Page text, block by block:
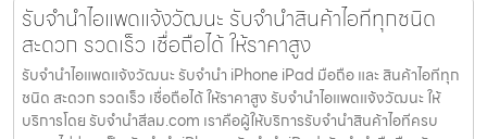
รับจำนำไอแพดแจ้งวัฒนะ รับจำนำสินค้าไอทีทุกชนิด
สะดวก รวดเร็ว เชื่อถือได้ ให้ราคาสูง
รับจำนำไอแพดแจ้งวัฒนะ รับจำนำ iPhone iPad มือถือ และ สินค้าไอทีทุก
ชนิด สะดวก รวดเร็ว เชื่อถือได้ ให้ราคาสูง รับจำนำไอแพดแจ้งวัฒนะ ให้
บริการโดย รับจํานําสีลม.com เราคือผู้ให้บริการรับจำนำสินค้าไอทีครบ